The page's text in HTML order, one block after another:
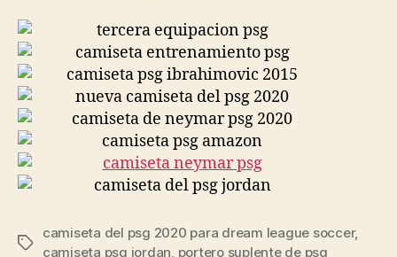
Etiquetas
camiseta del psg 2020 para dream league soccer,
camiseta psg jordan, portero suplente de psg